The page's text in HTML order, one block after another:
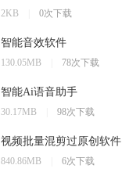
2KB 0次下载
智能音效软件
130.05MB 78次下载
智能Ai语音助手
30.17MB 98次下载
视频批量混剪过原创软件
840.86MB 6次下载